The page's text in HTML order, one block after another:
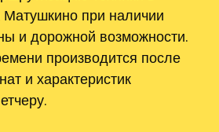
при наличии
и дорожной возможности.
производится после
и характеристик